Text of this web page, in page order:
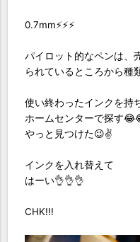
0.7mm⚡️⚡️⚡️
パイロット的なペンは、
られているところから種
使い終わったインクを持
ホームセンターで探す
やっと見つけた😉✌️
インクを入れ替えて
はーい👌👌👌
CHK!!!